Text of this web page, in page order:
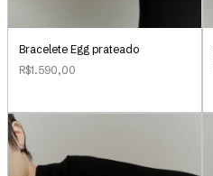
Bracelete Egg prateado
R$1.590,00